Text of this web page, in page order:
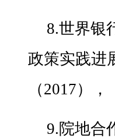
8.世界银
政策实践进
（2017）
9.院地合